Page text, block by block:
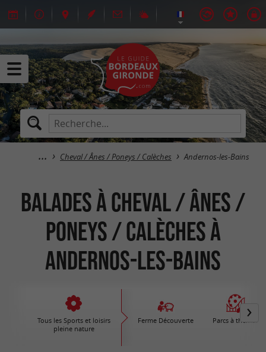
Cheval / Ânes / Poneys / Calèches Andernos-les-Bains
Balades à Cheval / Ânes /
Poneys / Calèches à
Andernos-les-Bains
Tous les Sports et loisirs
pleine nature
Ferme Découverte Parcs à thèmes